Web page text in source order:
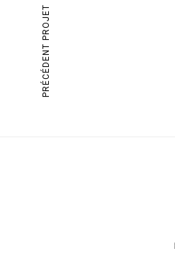
PRÉCÉDENT PROJET